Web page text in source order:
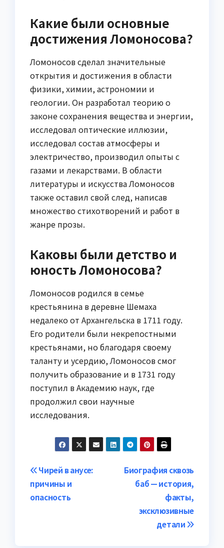
Какие были основные
достижения Ломоносова?
Ломоносов сделал значительные
открытия и достижения в области
физики, химии, астрономии и
геологии. Он разработал теорию о
законе сохранения вещества и энергии,
исследовал оптические иллюзии,
исследовал состав атмосферы и
электричество, производил опыты с
газами и лекарствами. В области
литературы и искусства Ломоносов
также оставил свой след, написав
множество стихотворений и работ в
жанре прозы.
Каковы были детство и
юность Ломоносова?
Ломоносов родился в семье
крестьянина в деревне Шемаха
недалеко от Архангельска в 1711 году.
Его родители были некрепостными
крестьянами, но благодаря своему
таланту и усердию, Ломоносов смог
получить образование и в 1731 году
поступил в Академию наук, где
продолжил свои научные
исследования.
Навигация
по
Биография сквозь
баб — история,
факты,
эксклюзивные
детали
Чирей в анусе:
причины и
опасность